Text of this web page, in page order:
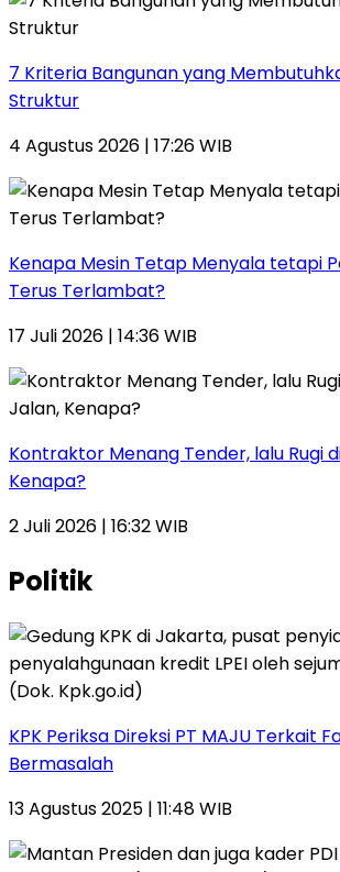
7 Kriteria Bangunan yang
Struktur
4 Agustus 2026 | 17:26 WIB
Kenapa Mesin Tetap Menyala tetapi
Terus Terlambat?
17 Juli 2026 | 14:36 WIB
Kontraktor Menang Tender, lalu Rugi
Kenapa?
2 Juli 2026 | 16:32 WIB
Politik
KPK Periksa Direksi PT MAJU Terkait
Bermasalah
13 Agustus 2025 | 11:48 WIB